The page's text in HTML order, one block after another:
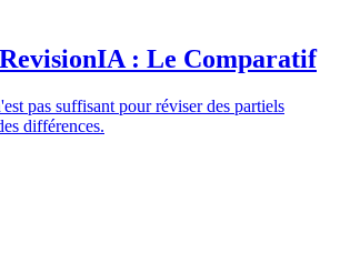
: Le Comparatif
pas suffisant pour réviser des partiels
différences.